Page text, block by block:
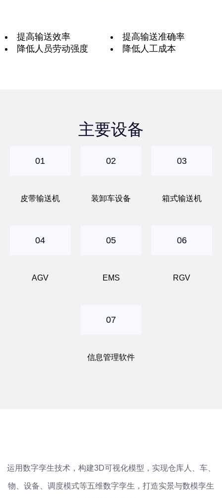
提高输送效率
提高输送准确率
降低人员劳动强度
降低人工成本
主要设备
01
皮带输送机
02
装卸车设备
03
箱式输送机
04
AGV
05
EMS
06
RGV
07
信息管理软件
运用数字孪生技术，构建3D可视化模型，实现仓库人、车、
物、设备、调度模式等五维数字孪生，打造实景与数模孪生